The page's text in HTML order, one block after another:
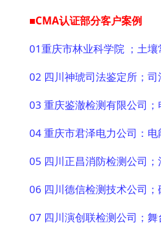
■CMA认证部分客户案例
01重庆市林业科学院 ；土壤
02 四川神琥司法鉴定所；司
03 重庆鉴澈检测有限公司
04 重庆市君泽电力公司：
05 四川正昌消防检测公司；
06 四川德信检测技术公司；
07 四川演创联检测公司；舞